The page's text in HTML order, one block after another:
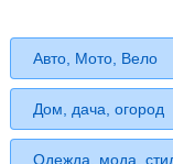
Авто, Мото, Вело
Дом, дача, огород
Одежда, мода,